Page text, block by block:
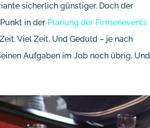
sicherlich günstiger. Doch der
in der Planung der Firmenevents
Viel Zeit. Und Geduld – je nach
Aufgaben im Job noch übrig. Und